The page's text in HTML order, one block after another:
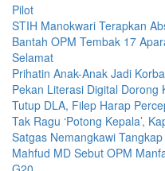
Pilot
STIH Manokwari Terapkan
Bantah OPM Tembak 17
Selamat
Prihatin Anak-Anak Jadi
Pekan Literasi Digital
Tutup DLA, Filep Harap
Tak Ragu ‘Potong Kepala’,
Satgas Nemangkawi
Mahfud MD Sebut OPM